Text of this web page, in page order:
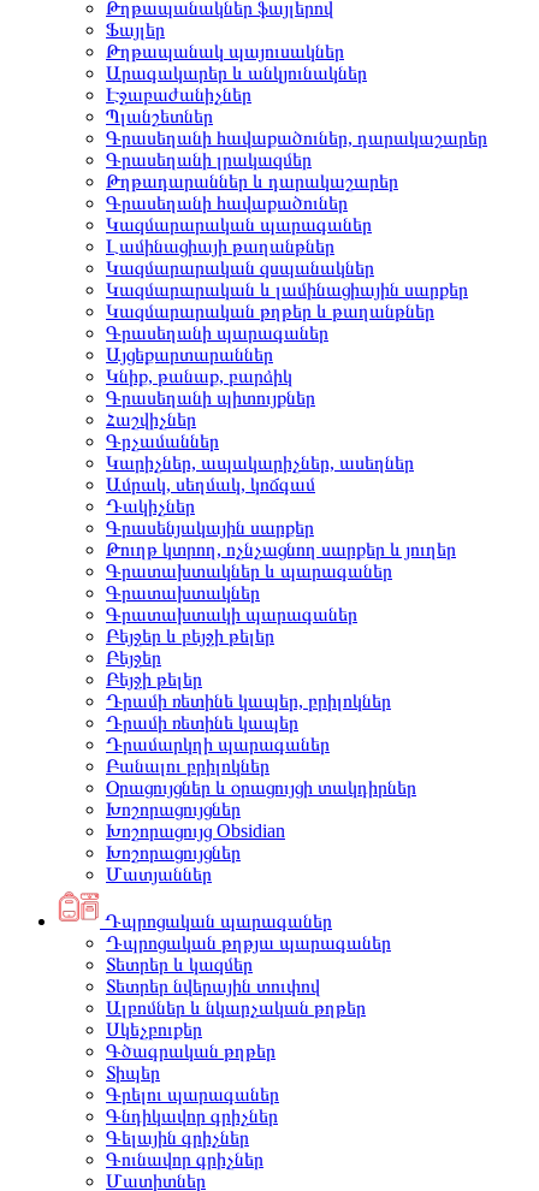
Թղթապանակներ ֆայլերով
Ֆայլեր
Թղթապանակ պայուսակներ
Արագակարեր և անկյունակներ
Էջաբաժանիչներ
Պլանշետներ
Գրասեղանի հավաքածուներ, դարակաշարեր
Գրասեղանի լրակազմեր
Թղթադարաններ և դարակաշարեր
Գրասեղանի հավաքածուներ
Կազմարարական պարագաներ
Լամինացիայի թաղանթներ
Կազմարարական զսպանակներ
Կազմարարական և լամինացիային սարքեր
Կազմարարական թղթեր և թաղանթներ
Գրասեղանի պարագաներ
Այցեքարտարաններ
Կնիք, թանաք, բարձիկ
Գրասեղանի պիտույքներ
Հաշվիչներ
Գրչամաններ
Կարիչներ, ապակարիչներ, ասեղներ
Ամրակ, սեղմակ, կոճգամ
Դակիչներ
Գրասենյակային սարքեր
Թուղթ կտրող, ոչնչացնող սարքեր և յուղեր
Գրատախտակներ և պարագաներ
Գրատախտակներ
Գրատախտակի պարագաներ
Բեյջեր և բեյջի թելեր
Բեյջեր
Բեյջի թելեր
Դրամի ռետինե կապեր, բրիլոկներ
Դրամի ռետինե կապեր
Դրամարկղի պարագաներ
Բանալու բրիլոկներ
Օրացույցներ և օրացույցի տակդիրներ
Խոշորացույցներ
Խոշորացույց Obsidian
Խոշորացույցներ
Մատյաններ
Դպրոցական պարագաներ
Դպրոցական թղթյա պարագաներ
Տետրեր և կազմեր
Տետրեր նվերային տուփով
Ալբոմներ և նկարչական թղթեր
Սկեչբուքեր
Գծագրական թղթեր
Տիպեր
Գրելու պարագաներ
Գնդիկավոր գրիչներ
Գելային գրիչներ
Գունավոր գրիչներ
Մատիտներ